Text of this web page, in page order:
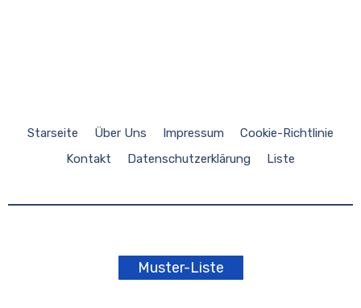
Starseite Über Uns Impressum
Cookie-Richtlinie
Kontakt
Datenschutzerklärung Liste
Muster-Liste